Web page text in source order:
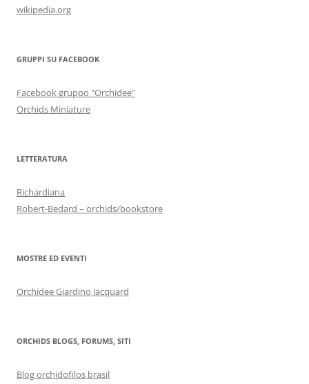
wikipedia.org
GRUPPI SU FACEBOOK
Facebook gruppo "Orchidee"
Orchids Miniature
LETTERATURA
Richardiana
Robert-Bedard – orchids/bookstore
MOSTRE ED EVENTI
Orchidee Giardino Jacquard
ORCHIDS BLOGS, FORUMS, SITI
Blog orchidofilos brasil